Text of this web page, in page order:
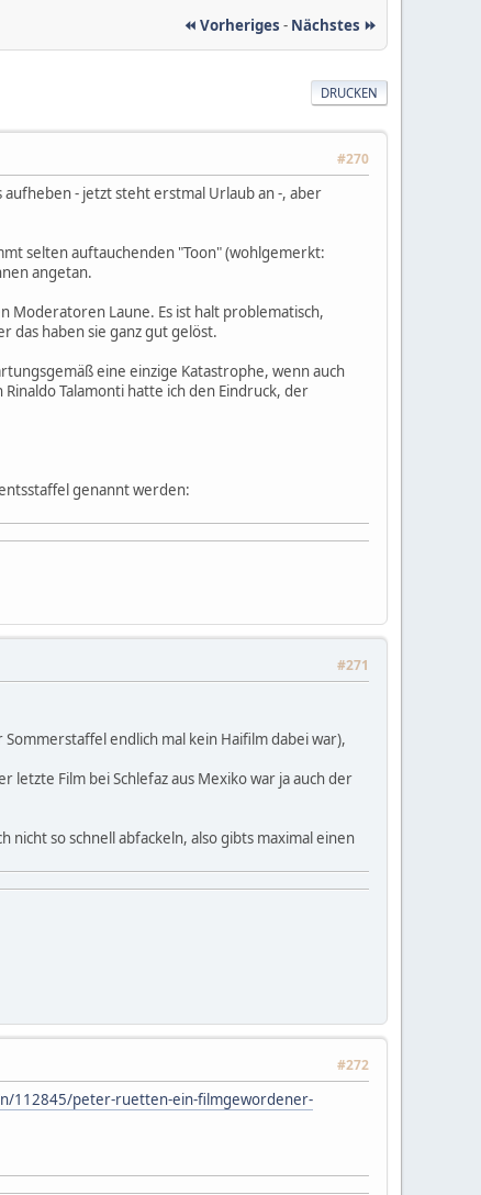
⏪ Vorheriges - Nächstes ⏩
DRUCKEN
#270
- jetzt steht erstmal Urlaub an -, aber
selten auftauchenden "Toon" (wohlgemerkt:
angetan.
Moderatoren Laune. Es ist halt problematisch,
das haben sie ganz gut gelöst.
eine einzige Katastrophe, wenn auch
Talamonti hatte ich den Eindruck, der
genannt werden:
#271
endlich mal kein Haifilm dabei war),
Film bei Schlefaz aus Mexiko war ja auch der
nicht so schnell abfackeln, also gibts maximal einen
#272
112845/peter-ruetten-ein-filmgewordener-